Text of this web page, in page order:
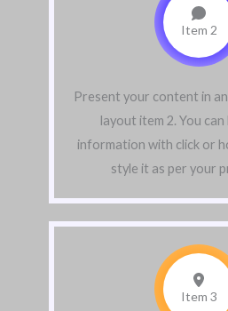
Item 2
Present your content in
layout item 2. You
information with click or
style it as per your
Item 3